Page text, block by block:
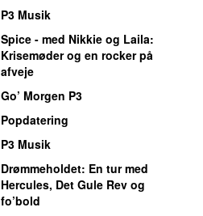
P3 Musik
Spice - med Nikkie og Laila:
Krisemøder og en rocker på
afveje
Go’ Morgen P3
Popdatering
P3 Musik
Drømmeholdet: En tur med
Hercules, Det Gule Rev og
fo’bold